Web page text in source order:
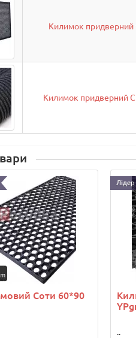
Килимок придверний
Килимок придверний
Соти 60*90
..